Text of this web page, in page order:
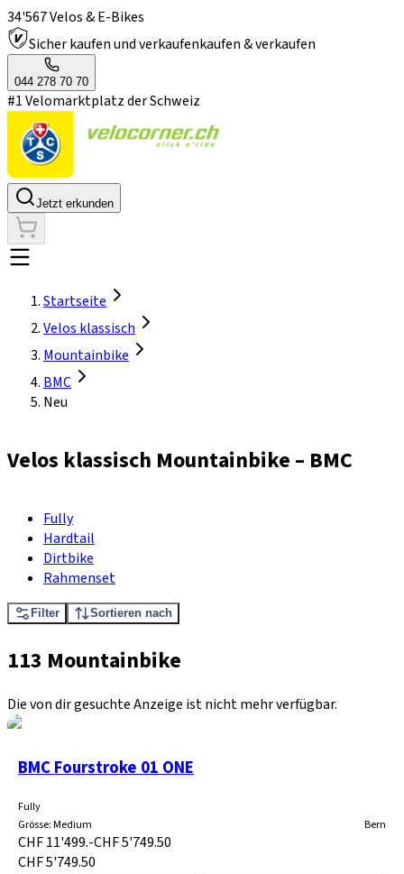
34'567 Velos & E-Bikes
Sicher kaufen und verkaufenkaufen & verkaufen
044 278 70 70
#1 Velomarktplatz der Schweiz
Jetzt erkunden
Startseite
Velos klassisch
Mountainbike
BMC
Neu
Velos klassisch Mountainbike – BMC
Fully
Hardtail
Dirtbike
Rahmenset
Filter Sortieren nach
113 Mountainbike
Die von dir gesuchte Anzeige ist nicht mehr verfügbar.
BMC Fourstroke 01 ONE
Fully
Grösse:Medium Bern
CHF 11'499.-CHF 5'749.50
CHF 5'749.50